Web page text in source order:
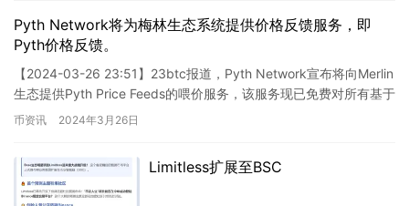
Pyth Network将为梅林生态系统提供价格反馈服务，即
Pyth价格反馈。
【2024-03-26 23:51】23btc报道，Pyth Network宣布将向Merlin
生态提供Pyth Price Feeds的喂价服务，该服务现已免费对所有基于
Pyth…
币资讯 2024年3月26日
Limitless扩展至BSC